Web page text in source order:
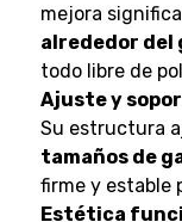
mejora
alrededor del
todo libre de
Ajuste y
Su estructura
tamaños de
firme y estable
Estética